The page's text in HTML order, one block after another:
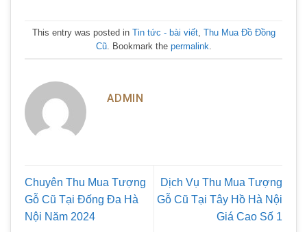
This entry was posted in Tin tức - bài viết, Thu Mua Đồ Đồng
Cũ. Bookmark the permalink
ADMIN
Chuyên Thu Mua Tượng
Gỗ Cũ Tại Đống Đa Hà
Nội Năm 2024
Dịch Vụ Thu Mua Tượng
Gỗ Cũ Tại Tây Hồ Hà Nội
Giá Cao Số 1